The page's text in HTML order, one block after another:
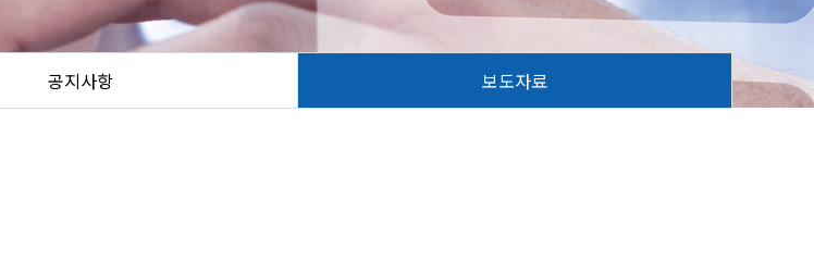
유량감시판넬
공지사항 보도자료